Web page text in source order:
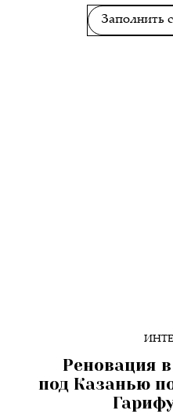
Заполнить
Реновация
под Казанью